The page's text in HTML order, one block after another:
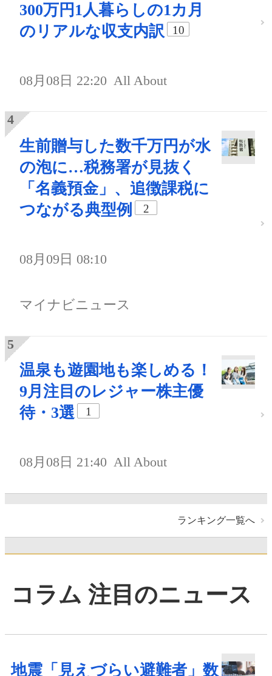
300万円1人暮らしの1カ月
のリアルな収支内訳
10
08月08日 22:20 All About
生前贈与した数千万円が水
の泡に…税務署が見抜く
「名義預金」、追徴課税に
つながる典型例
2
08月09日 08:10
マイナビニュース
温泉も遊園地も楽しめる！
9月注目のレジャー株主優
待・3選
1
08月08日 21:40 All About
ランキング一覧へ
コラム 注目のニュース
地震「見えづらい避難者」数